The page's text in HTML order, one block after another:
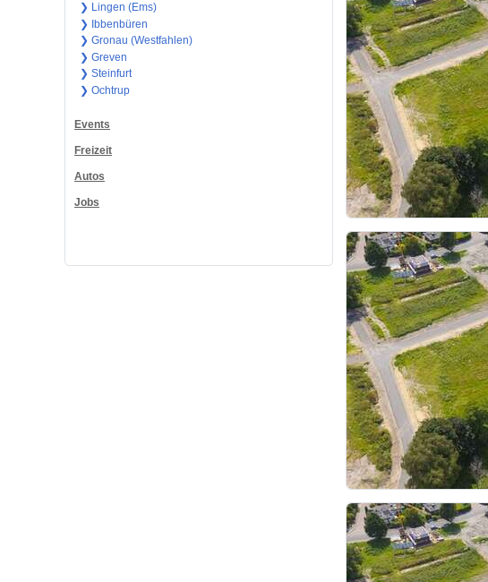
❯ Lingen (Ems)
❯ Ibbenbüren
❯ Gronau (Westfahlen)
❯ Greven
❯ Steinfurt
❯ Ochtrup
Events
Freizeit
Autos
Jobs